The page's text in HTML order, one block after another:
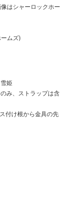
はシャーロックホー
ムズ)
姫
み、ストラップは含
付け根から金具の先